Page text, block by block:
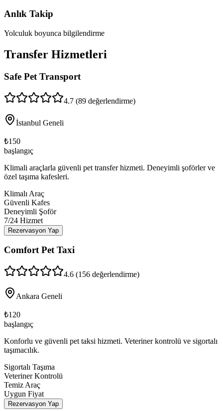
Anlık Takip
Yolculuk boyunca bilgilendirme
Transfer Hizmetleri
Safe Pet Transport
4.7 (89 değerlendirme)
İstanbul Geneli
₺150
başlangıç
Klimali araçlarla güvenli pet transfer hizmeti. Deneyimli şoförler ve
özel taşıma kafesleri.
Klimalı Araç
Güvenli Kafes
Deneyimli Şoför
7/24 Hizmet
Rezervasyon Yap
Comfort Pet Taxi
4.6 (156 değerlendirme)
Ankara Geneli
₺120
başlangıç
Konforlu ve güvenli pet taksi hizmeti. Veteriner kontrolü ve sigortalı
taşımacılık.
Sigortalı Taşıma
Veteriner Kontrolü
Temiz Araç
Uygun Fiyat
Rezervasyon Yap